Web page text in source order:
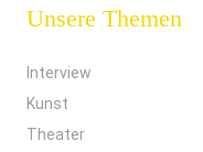
Unsere Themen
Interview
Kunst
Theater